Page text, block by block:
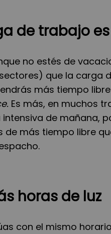
de trabajo
no estés de
que la carga
más tiempo
Es más, en muchos
intensiva de mañana,
de más tiempo libre
horas de luz
con el mismo